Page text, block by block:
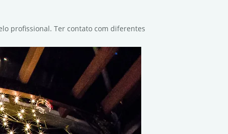
profissional. Ter contato com diferentes